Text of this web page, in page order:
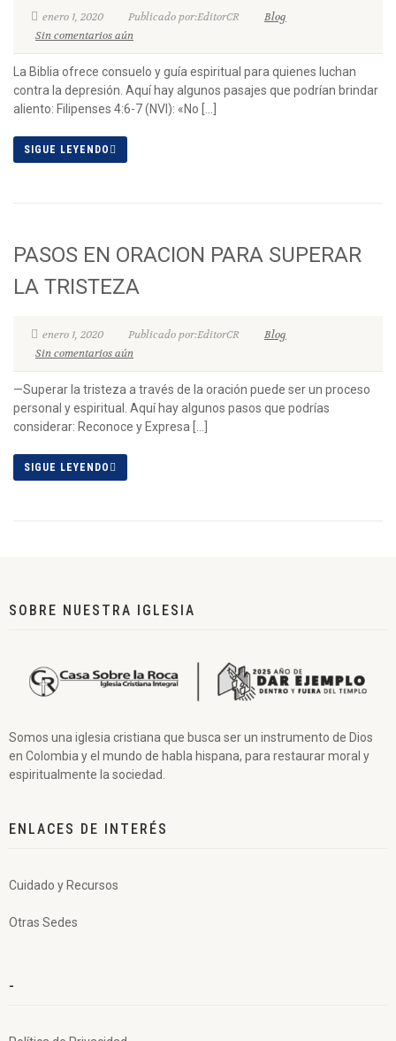
enero 1, 2020 Publicado por:EditorCR
Blog
Sin comentarios aún
La Biblia ofrece consuelo y guía espiritual para quienes luchan
contra la depresión. Aquí hay algunos pasajes que podrían brindar
aliento: Filipenses 4:6-7 (NVI): «No […]
SIGUE LEYENDO
PASOS EN ORACION PARA SUPERAR
LA TRISTEZA
enero 1, 2020 Publicado por:EditorCR
Blog
Sin comentarios aún
—Superar la tristeza a través de la oración puede ser un proceso
personal y espiritual. Aquí hay algunos pasos que podrías
considerar: Reconoce y Expresa […]
SIGUE LEYENDO
SOBRE NUESTRA IGLESIA
Somos una iglesia cristiana que busca ser un instrumento de Dios
en Colombia y el mundo de habla hispana, para restaurar moral y
espiritualmente la sociedad.
ENLACES DE INTERÉS
Cuidado y Recursos
Otras Sedes
-